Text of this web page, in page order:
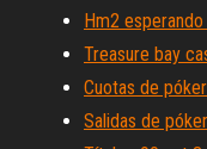
Hm2
Treasure bay
Cuotas de
Salidas de